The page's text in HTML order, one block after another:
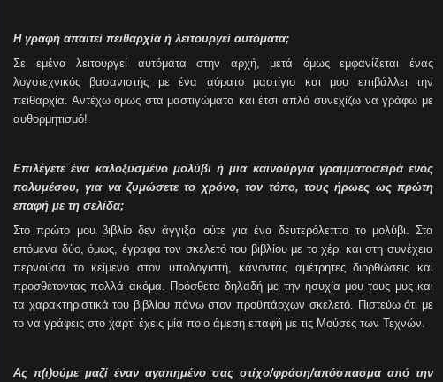
Η γραφή απαιτεί πειθαρχία ή λειτουργεί αυτόματα;
Σε εμένα λειτουργεί αυτόματα στην αρχή, μετά όμως εμφανίζεται ένας
λογοτεχνικός βασανιστής με ένα αόρατο μαστίγιο και μου επιβάλλει την
πειθαρχία. Αντέχω όμως στα μαστιγώματα και έτσι απλά συνεχίζω να γράφω με
αυθορμητισμό!
Επιλέγετε ένα καλοξυσμένο μολύβι ή μια καινούργια γραμματοσειρά ενός
πολυμέσου, για να ζυμώσετε το χρόνο, τον τόπο, τους ήρωες ως πρώτη
επαφή με τη σελίδα;
Στο πρώτο μου βιβλίο δεν άγγιξα ούτε για ένα δευτερόλεπτο το μολύβι. Στα
επόμενα δύο, όμως, έγραφα τον σκελετό του βιβλίου με το χέρι και στη συνέχεια
περνούσα το κείμενο στον υπολογιστή, κάνοντας αμέτρητες διορθώσεις και
προσθέτοντας πολλά ακόμα. Πρόσθετα δηλαδή με την ησυχία μου τους μυς και
τα χαρακτηριστικά του βιβλίου πάνω στον προϋπάρχων σκελετό. Πιστεύω ότι με
το να γράφεις στο χαρτί έχεις μία ποιο άμεση επαφή με τις Μούσες των Τεχνών.
Ας π(ι)ούμε μαζί έναν αγαπημένο σας στίχο/φράση/απόσπασμα από την